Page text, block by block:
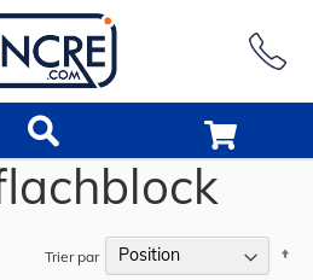
Trier par